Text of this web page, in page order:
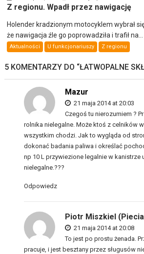
Z regionu. Wpadł przez nawigację
Holender kradzionym motocyklem wybrał
że nawigacja źle go poprowadziła i trafił na...
Aktualności U funkcjonariuszy Z regionu
5 KOMENTARZY DO “ŁATWOPALNE
Mazur
21 maja 2014 at 20:03
Czegoś tu nierozumiem ?
rolnika nielegalne. Może ktoś z celników
wszystkim chodzi. Jak to wygląda od
dokonać badania paliwa i określać
np 10 L przywiezione legalnie w kanistrze
nielegalne.???
Odpowiedz
Piotr Miszkiel
21 maja 2014 at 20:08
To jest po prostu żenada.
pracuje, i jest besztany przez sługusów